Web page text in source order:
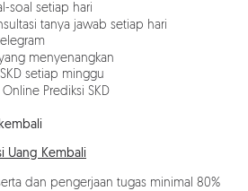
soal setiap hari
tanya jawab setiap hari
menyenangkan
setiap minggu
Prediksi SKD
Uang Kembali
dan pengerjaan tugas minimal 80%